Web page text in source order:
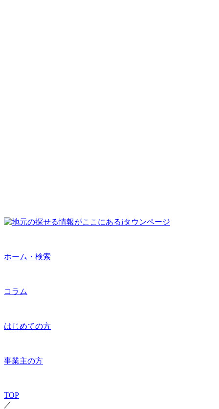
ホーム・検索
コラム
はじめての方
事業主の方
TOP
／